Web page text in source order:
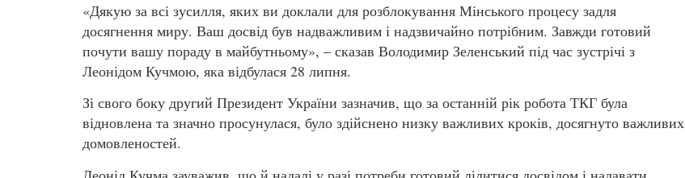
«Дякую за всі зусилля, яких ви доклали для розблокування Мінського процесу задля
досягнення миру. Ваш досвід був надважливим і надзвичайно потрібним. Завжди готовий
почути вашу пораду в майбутньому», – сказав Володимир Зеленський під час зустрічі з
Леонідом Кучмою, яка відбулася 28 липня.
Зі свого боку другий Президент України зазначив, що за останній рік робота ТКГ була
відновлена та значно просунулася, було здійснено низку важливих кроків, досягнуто важливих
домовленостей.